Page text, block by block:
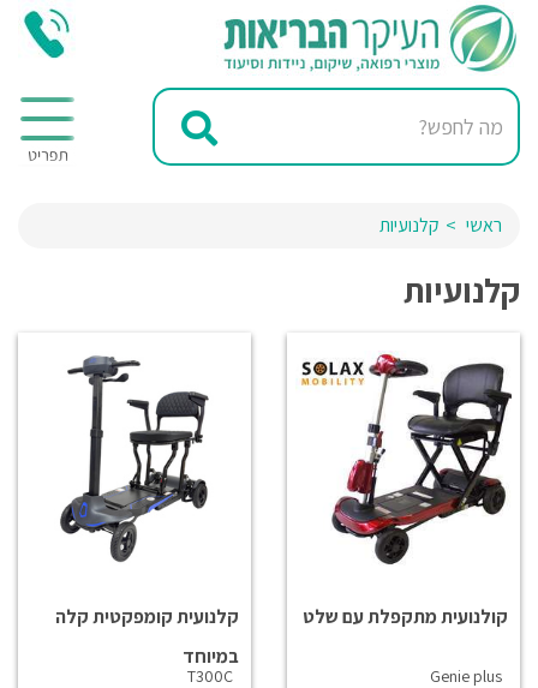
ראשי קלנועיות
קלנועיות
קולנועית מתקפלת עם שלט
Genie plus
קלנועית קומפקטית קלה
במיוחד
T300C